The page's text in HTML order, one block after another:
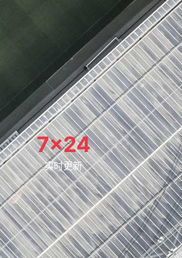
7×24
实时更新